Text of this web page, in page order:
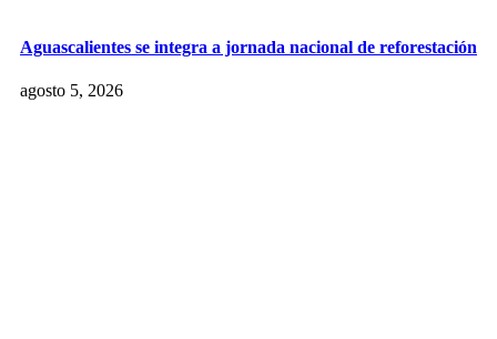
Aguascalientes se integra a jornada nacional de reforestación
agosto 5, 2026